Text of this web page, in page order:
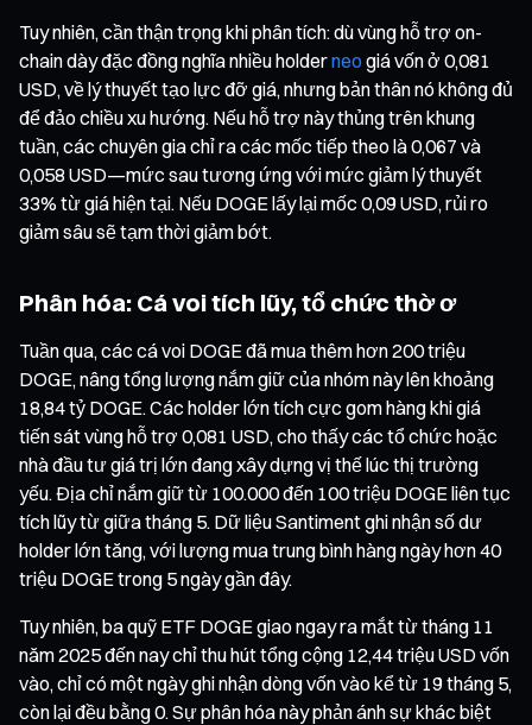
Tuy nhiên, cần thận trọng khi phân tích: dù vùng hỗ trợ on-
chain dày đặc đồng nghĩa nhiều holderneogiá vốn ở 0,081
USD, về lý thuyết tạo lực đỡ giá, nhưng bản thân nó không đủ
để đảo chiều xu hướng. Nếu hỗ trợ này thủng trên khung
tuần, các chuyên gia chỉ ra các mốc tiếp theo là 0,067 và
0,058 USD—mức sau tương ứng với mức giảm lý thuyết
33% từ giá hiện tại. Nếu DOGE lấy lại mốc 0,09 USD, rủi ro
giảm sâu sẽ tạm thời giảm bớt.
Phân hóa: Cá voi tích lũy, tổ chức thờ ơ
Tuần qua, các cá voi DOGE đã mua thêm hơn 200 triệu
DOGE, nâng tổng lượng nắm giữ của nhóm này lên khoảng
18,84 tỷ DOGE. Các holder lớn tích cực gom hàng khi giá
tiến sát vùng hỗ trợ 0,081 USD, cho thấy các tổ chức hoặc
nhà đầu tư giá trị lớn đang xây dựng vị thế lúc thị trường
yếu. Địa chỉ nắm giữ từ 100.000 đến 100 triệu DOGE liên tục
tích lũy từ giữa tháng 5. Dữ liệu Santiment ghi nhận số dư
holder lớn tăng, với lượng mua trung bình hàng ngày hơn 40
triệu DOGE trong 5 ngày gần đây.
Tuy nhiên, ba quỹ ETF DOGE giao ngay ra mắt từ tháng 11
năm 2025 đến nay chỉ thu hút tổng cộng 12,44 triệu USD vốn
vào, chỉ có một ngày ghi nhận dòng vốn vào kể từ 19 tháng 5,
còn lại đều bằng 0. Sự phân hóa này phản ánh sự khác biệt